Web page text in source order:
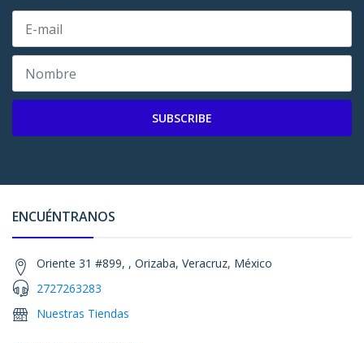
SUBSCRIBE
ENCUÉNTRANOS
Oriente 31 #899, , Orizaba, Veracruz, México
2727263283
Nuestras Tiendas